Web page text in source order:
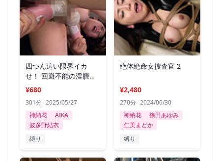
四つん這い限界イカ
せ！ 回避不能の淫膣に
○○極限刺激
¥680
301分 2025/05/27
神納花
AIKA
波多野結衣
縛り
絶体絶命女捜査官 2
¥2,480
270分 2024/06/30
神納花
篠田あゆみ
仁美まどか
縛り